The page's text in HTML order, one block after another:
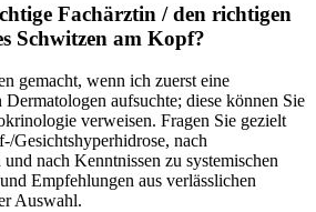
Fachärztin / den richtigen
Schwitzen⁢ am Kopf?
gemacht,‍ wenn ich zuerst eine
aufsuchte; diese können Sie
verweisen. Fragen Sie gezielt
Gesichtshyperhidrose, nach
⁣nach Kenntnissen⁤ zu systemischen‍
Empfehlungen aus verlässlichen
Auswahl.